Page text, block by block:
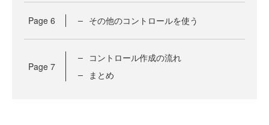
Page 6 その他のコントロールを使う
Page 7
コントロール作成の流れ
まとめ